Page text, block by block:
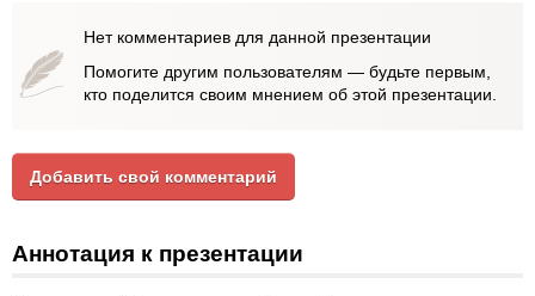
Нет комментариев для данной презентации
Помогите другим пользователям — будьте первым,
кто поделится своим мнением об этой презентации.
Добавить свой комментарий
Аннотация к презентации